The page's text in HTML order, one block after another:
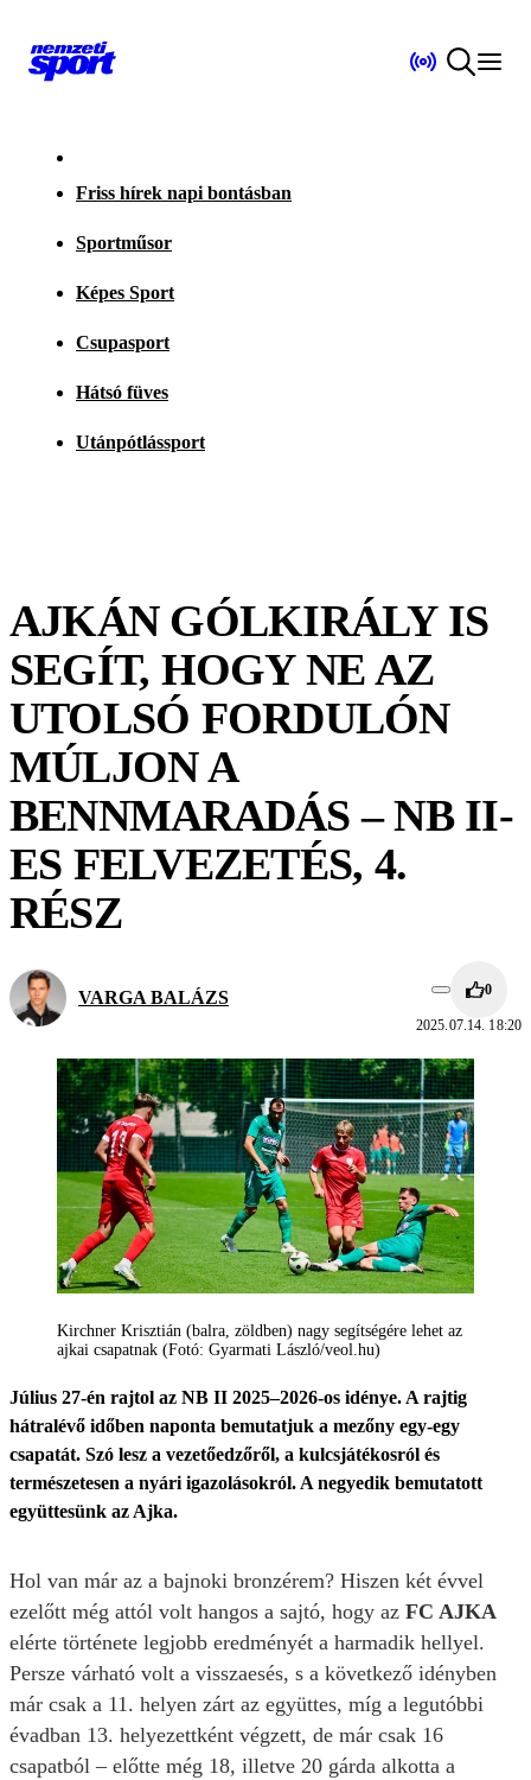
Friss hírek napi bontásban
Sportműsor
Képes Sport
Csupasport
Hátsó füves
Utánpótlássport
AJKÁN GÓLKIRÁLY IS
SEGÍT, HOGY NE AZ
UTOLSÓ FORDULÓN
MÚLJON A
BENNMARADÁS – NB II-
ES FELVEZETÉS, 4.
RÉSZ
VARGA BALÁZS 0
2025.07.14. 18:20
Kirchner Krisztián (balra, zöldben) nagy segítségére lehet az
ajkai csapatnak (Fotó: Gyarmati László/veol.hu)
Július 27-én rajtol az NB II 2025–2026-os idénye. A rajtig
hátralévő időben naponta bemutatjuk a mezőny egy-egy
csapatát. Szó lesz a vezetőedzőről, a kulcsjátékosról és
természetesen a nyári igazolásokról. A negyedik bemutatott
együttesünk az Ajka.
Hol van már az a bajnoki bronzérem? Hiszen két évvel
ezelőtt még attól volt hangos a sajtó, hogy az FC AJKA
elérte története legjobb eredményét a harmadik hellyel.
Persze várható volt a visszaesés, s a következő idényben
már csak a 11. helyen zárt az együttes, míg a legutóbbi
évadban 13. helyezettként végzett, de már csak 16
csapatból – előtte még 18, illetve 20 gárda alkotta a